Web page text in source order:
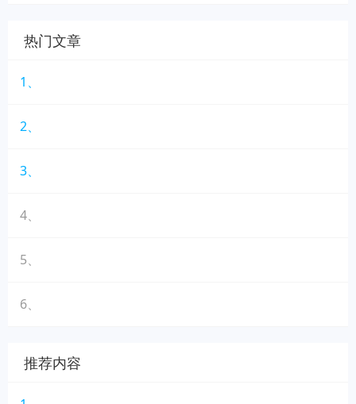
热门文章
1、
2、
3、
4、
5、
6、
推荐内容